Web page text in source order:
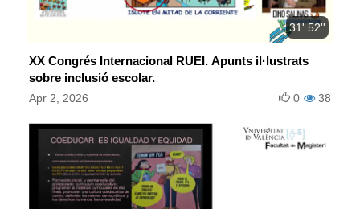
31' 52''
XX Congrés Internacional RUEI. Apunts il·lustrats
sobre inclusió escolar.
Apr 2, 2026 38
0